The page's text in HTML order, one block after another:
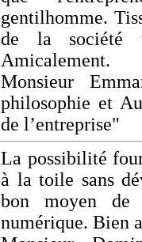
gentilhomme.
de la société
Amicalement.
Monsieur
philosophie et
de l’entreprise"
La possibilité
à la toile sans
bon moyen de
numérique. Bien